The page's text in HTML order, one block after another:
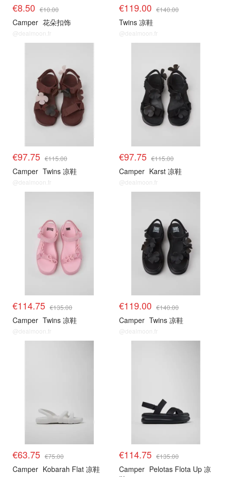
€8.50 €10.00
Camper 花朵扣饰
@dealmoon.fr
€119.00 €140.00
Twins 凉鞋
@dealmoon.fr
€97.75 €115.00
Camper Twins 凉鞋
@dealmoon.fr
€97.75 €115.00
Camper Karst 凉鞋
@dealmoon.fr
€114.75 €135.00
Camper Twins 凉鞋
@dealmoon.fr
€119.00 €140.00
Camper Twins 凉鞋
@dealmoon.fr
€63.75 €75.00
Camper Kobarah Flat 凉鞋
€114.75 €135.00
Camper Pelotas Flota Up 凉